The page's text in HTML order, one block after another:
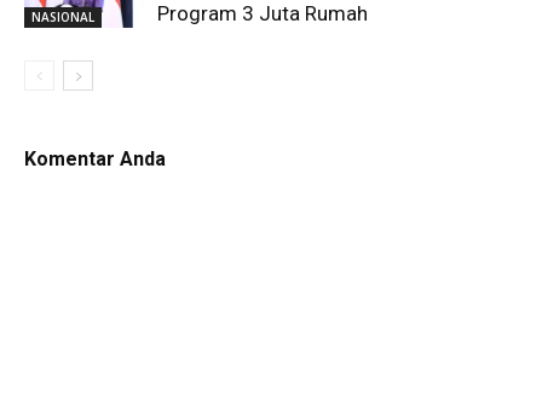
NASIONAL
Program 3 Juta Rumah
Komentar Anda